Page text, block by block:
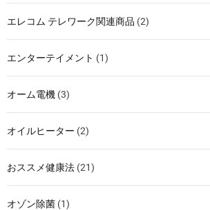
エレコム テレワーク関連商品 (2)
エンターテイメント (1)
オーム電機 (3)
オイルヒーター (2)
おススメ健康法 (21)
オゾン除菌 (1)